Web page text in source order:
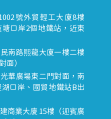
號外貿輕工大廈8樓
塘口岸2個地鐵站，近東
南路熙龍大廈一樓二樓
面）
華廣場東二門對面，南
口岸、國貿地鐵站B出
商業大廈 15樓（迎賓廣